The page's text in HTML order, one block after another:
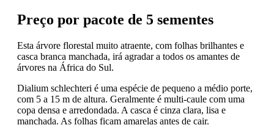
Preço por pacote de 5 sementes
Esta árvore florestal muito atraente, com folhas brilhantes e
casca branca manchada, irá agradar a todos os amantes de
árvores na África do Sul.
Dialium schlechteri é uma espécie de pequeno a médio porte,
com 5 a 15 m de altura. Geralmente é multi-caule com uma
copa densa e arredondada. A casca é cinza clara, lisa e
manchada. As folhas ficam amarelas antes de cair.